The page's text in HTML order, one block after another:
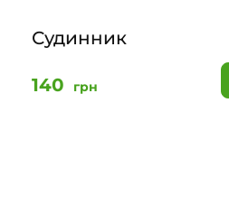
Судинник
140 грн